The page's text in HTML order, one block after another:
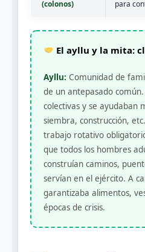
(colonos) para
El ayllu y la mita:
Ayllu: Comunidad de
de un antepasado
colectivas y se ayudaban
siembra, construcción, etc.
trabajo rotativo
que todos los hombres
construían caminos,
servían en el ejército. A
garantizaba alimentos,
épocas de crisis.